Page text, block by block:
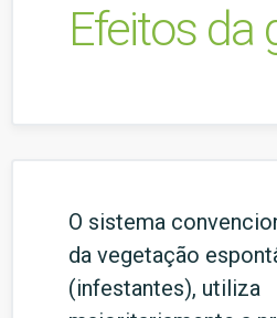
Efeitos da
O sistema
da vegetação
(infestantes), utiliza